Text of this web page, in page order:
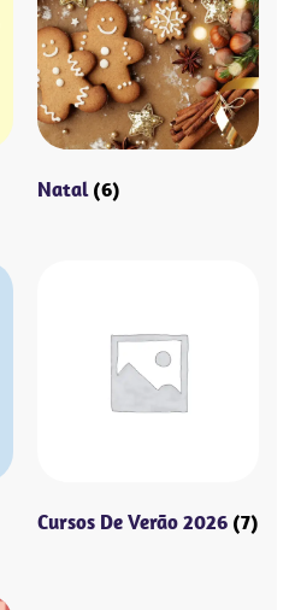
Natal(6)
Cursos De Verão 2026 (7)